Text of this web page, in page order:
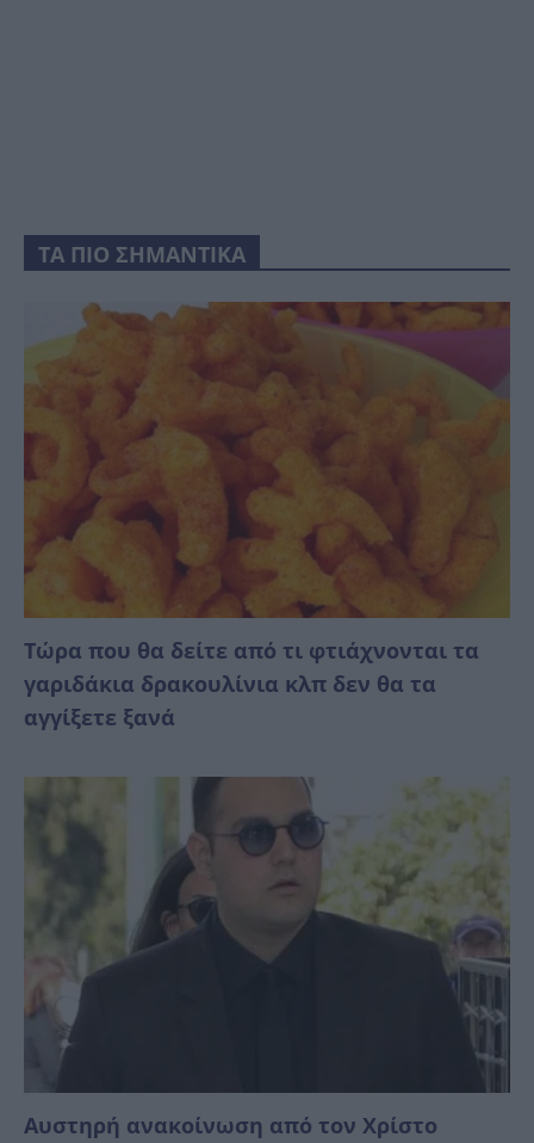
ΤΑ ΠΙΟ ΣΗΜΑΝΤΙΚΑ
Τώρα που θα δείτε από τι φτιάχνονται τα
γαριδάκια δρακουλίνια κλπ δεν θα τα
αγγίξετε ξανά
Αυστηρή ανακοίνωση από τον Χρίστο